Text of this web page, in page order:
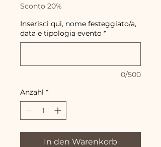
Sconto 20%
Inserisci qui, nome festeggiato/a,
data e tipologia evento *
0/500
Anzahl *
In den Warenkorb